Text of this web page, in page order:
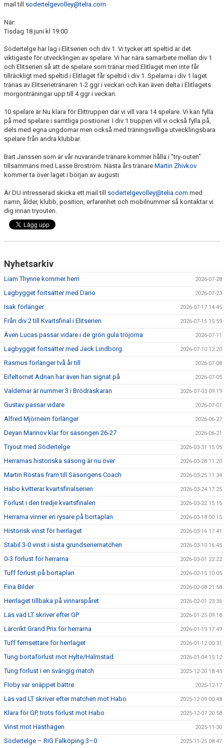
mail till sodertelgevolley@telia.com
När:
Tisdag 18 juni kl 19:00
Södertelge har lag i Elitserien och div 1. Vi tycker att speltid är det
viktigaste för utvecklingen av spelare. Vi har nära samarbete mellan div 1
och Elitserien så att de spelare som tränar med Elitlaget men inte får
tillräckligt med speltid i Elitlaget får speltid i div 1. Spelarna i div 1 laget
tränas av Elitserietränaren 1-2 ggr i veckan och kan även delta i Elitlagets
morgonträningar upp till 4 ggr i veckan.
10 spelare är Nu klara för Elittruppen där vi vill vara 14 spelare. Vi kan fylla
på med spelare i samtliga positioner. I div 1 truppen vill vi också fylla på,
dels med egna ungdomar men också med träningsvilliga utvecklingsbara
spelare från andra klubbar.
Bart Janssen som är vår nuvarande tränare kommer hålla i "try-outen"
tillsammans med Lasse Broström. Nästa års tränare Martin Zhivkov
kommer ta över laget i början av augusti
Är DU intresserad skicka ett mail till sodertelgevolley@telia.com med
namn, ålder, klubb, position, erfarenhet och mobilnummer så kontaktar vi
dig innan tryouten.
Nyhetsarkiv
Liam Thynne kommer hem 2026-07-28
Lagbygget fortsätter med Dario 2026-07-23
Isak förlänger 2026-07-17 14:45
Från div 2 till Kvartsfinal i Elitserien 2026-07-15 15:59
Även Lucas passar vidare i de grön gula tröjorna 2026-07-11
Lagbygget fortsätter med Jack Lindborg 2026-07-10 12:20
Rasmus förlänger två år till 2026-07-08
Eifeltornet Adrian har även han signat på 2026-07-05
Valdemar är nummer 3 i Brödraskaran 2026-07-03 09:19
Gustav passar vidare 2026-07-01
Alfred Mjörneim förlänger 2026-06-27
Deyan Marinov klar för säsongen 26-27 2026-06-21
Tryout med Södertelge 2026-03-31 15:05
Herrarnas historiska säsong är nu över 2026-03-28 11:20
Martin Röstas fram till Säsongens Coach 2026-03-25 11:34
Habo kvitterar kvartsfinalserien 2026-03-24 17:25
Förlust i den tredje kvartsfinalen 2026-03-22 15:15
Herrarna vinner en rysare på bortaplan. 2026-03-18 00:15
Historisk vinst för herrlaget 2026-03-16 17:41
Stabil 3-0 vinst i sista grundseriematchen 2026-03-10 16:45
0-3 förlust för herrarna 2026-03-01 22:22
Tuff förlust på bortaplan 2026-02-15 10:05
Fina Bilder 2026-02-08 21:58
Herrlaget tillbaka på vinnarspåret 2026-02-01 23:36
Läs vad LT skriver efter GP 2026-01-25 09:18
Lärorikt Grand Prix för herrarna 2026-01-19 17:49
Tuff femsettare för herrlaget 2026-01-12 00:31
Tung bortaförlust mot Hylte/Halmstad 2026-01-04 15:12
Tung förlust i en svängig match 2025-12-20 18:45
Floby var snäppet bättre 2025-12-17
Läs vad LT skriver efter matchen mot Habo 2025-12-09 00:48
Klara för GP, trots förlust mot Habo 2025-12-07 20:58
Vinst mot Hästhagen 2025-11-30
Södertelge – RIG Falköping 3–0 2025-11-25 08:47